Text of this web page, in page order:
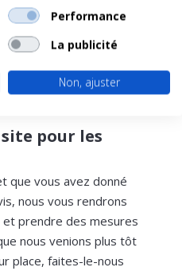
nous pouvons préparer
la demande de permis.
demande elle-même,
et les autres documents
site pour les
que vous avez donné
nous vous rendrons
prendre des mesures
nous venions plus tôt
place, faites-le-nous
Performance
La publicité
Non, ajuster